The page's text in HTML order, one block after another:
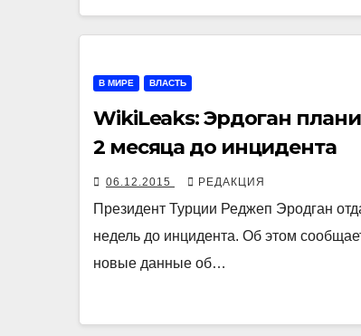
В МИРЕ ВЛАСТЬ
WikiLeaks: Эрдоган
2 месяца до инцидента
06.12.2015 РЕДАКЦИЯ
Президент Турции Реджеп Эродган
недель до инцидента. Об этом
новые данные об…